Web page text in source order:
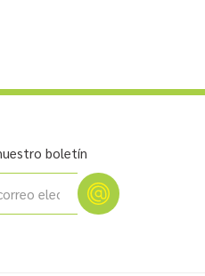
boletín